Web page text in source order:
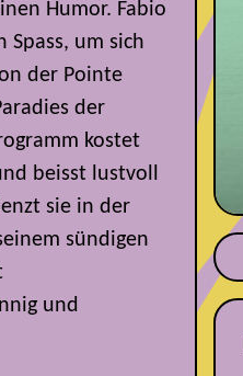
Humor. Fabio
Spass, um sich
der Pointe
der
kostet
beisst lustvoll
sie in der
sündigen
und